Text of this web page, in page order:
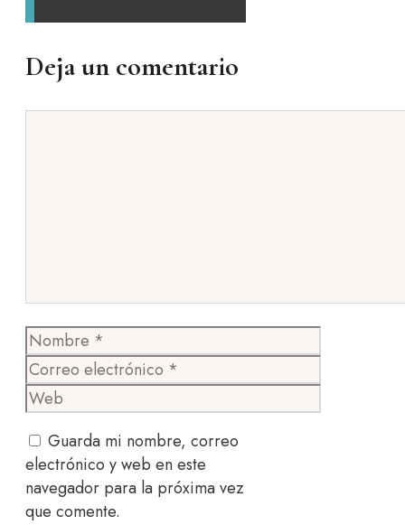
Deja un comentario
Nombre
Correo
electrónico
Web
Guarda mi nombre, correo
electrónico y web en este
navegador para la próxima vez
que comente.